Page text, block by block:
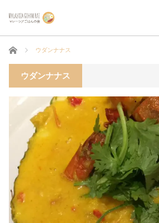
ホーム ウダンナナス
ウダンナナス